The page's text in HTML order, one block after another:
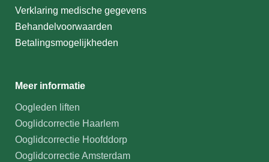
Verklaring medische gegevens
Behandelvoorwaarden
Betalingsmogelijkheden
Meer informatie
Oogleden liften
Ooglidcorrectie Haarlem
Ooglidcorrectie Hoofddorp
Ooglidcorrectie Amsterdam